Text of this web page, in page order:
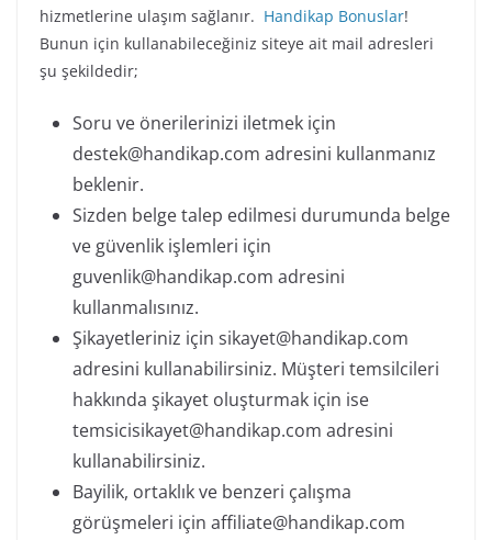
hizmetlerine ulaşım sağlanır. Handikap Bonuslar!
Bunun için kullanabileceğiniz siteye ait mail adresleri
şu şekildedir;
Soru ve önerilerinizi iletmek için
destek@handikap.com adresini kullanmanız
beklenir.
Sizden belge talep edilmesi durumunda belge
ve güvenlik işlemleri için
guvenlik@handikap.com adresini
kullanmalısınız.
Şikayetleriniz için sikayet@handikap.com
adresini kullanabilirsiniz. Müşteri temsilcileri
hakkında şikayet oluşturmak için ise
temsicisikayet@handikap.com adresini
kullanabilirsiniz.
Bayilik, ortaklık ve benzeri çalışma
görüşmeleri için affiliate@handikap.com